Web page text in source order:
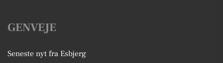
GENVEJE
Seneste nyt fra Esbjerg